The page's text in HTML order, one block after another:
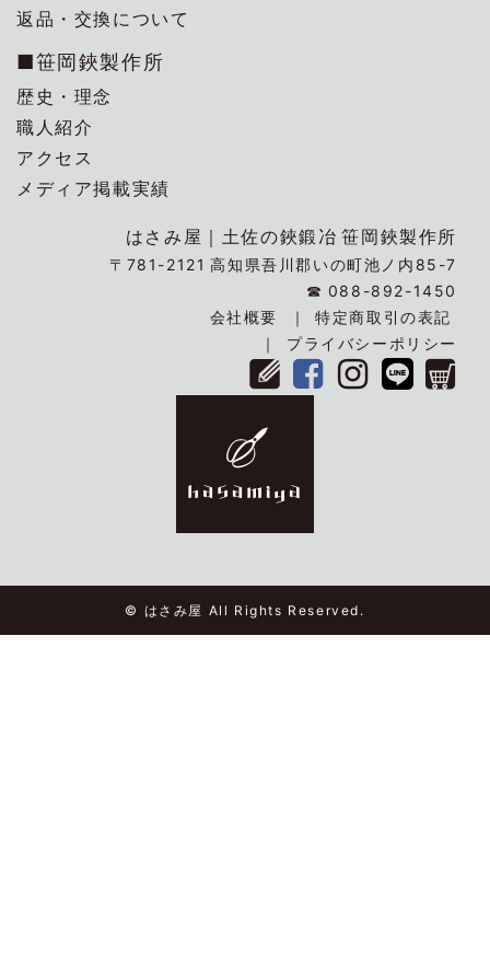
返品・交換について
■笹岡鋏製作所
歴史・理念
職人紹介
アクセス
メディア掲載実績
はさみ屋｜ 土佐の鋏鍛冶 笹岡鋏製作所
〒781-2121 高知県吾川郡いの町池ノ内85-7
☎ 088-892-1450
会社概要
特定商取引の表記
プライバシーポリシー
© はさみ屋 All Rights Reserved.